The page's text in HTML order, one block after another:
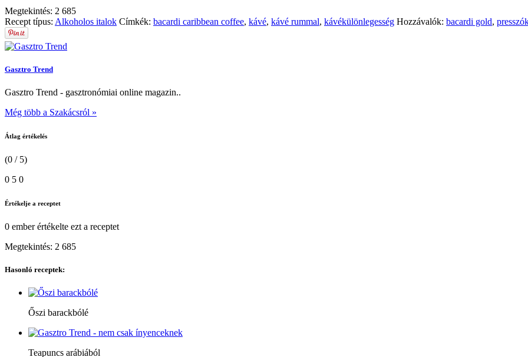
Megtekintés: 2 685
Recept típus: Alkoholos italok Címkék: bacardi caribbean coffee, kávé, kávé rummal, kávékülönlegesség Hozzávalók: bacardi gold,
Gasztro Trend
Gasztro Trend - gasztronómiai online magazin..
Még több a Szakácsról »
Átlag értékelés
(0 / 5)
0 5 0
Értékelje a receptet
0 emberértékelte ezt a receptet
Megtekintés: 2 685
Hasonló receptek:
Őszi barackbólé
Teapuncs arábiából